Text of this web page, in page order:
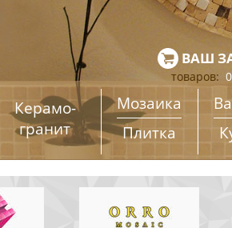
ВАШ
товаров: 0
Керамо­
гранит
Мозаика
Плитка